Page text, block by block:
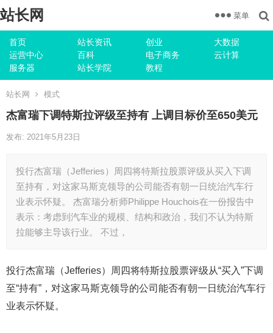
站长网
首页 站长资讯 创业
大数据
运营中心
百科 电子商务
云计算
服务器
站长学院 教程
菜单
站长网 模式
杰富瑞下调特斯拉评级至持有 上调目标价至650美元
发布: 2021年5月23日
投行杰富瑞（Jefferies）周四将特斯拉股票评级从买入下调
至持有，对这家马斯克领导的公司能否有朝一日统治汽车行
业表示怀疑。 杰富瑞分析师Philippe Houchois在一份报告中
表示：考虑到汽车业的规模、结构和政治，我们不认为特斯
拉能够主导该行业。 不过，
投行杰富瑞（Jefferies）周四将特斯拉股票评级从“买入”下调
至“持有”，对这家马斯克领导的公司能否有朝一日统治汽车行
业表示怀疑。